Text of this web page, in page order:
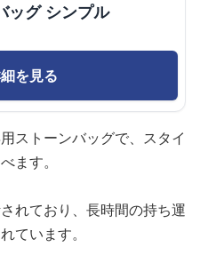
ッグ シンプル
を見る
ストーンバッグで、スタイ
ます。
れており、長時間の持ち運
ています。